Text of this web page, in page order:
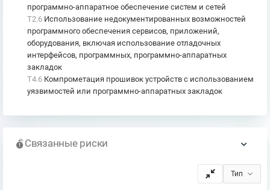
программно-аппаратное обеспечение систем и сетей
T2.6 Использование недокументированных возможностей
программного обеспечения сервисов, приложений,
оборудования, включая использование отладочных
интерфейсов, программных, программно-аппаратных
закладок
T4.6 Компрометация прошивок устройств с использованием
уязвимостей или программно-аппаратных закладок
Связанные риски
Тип